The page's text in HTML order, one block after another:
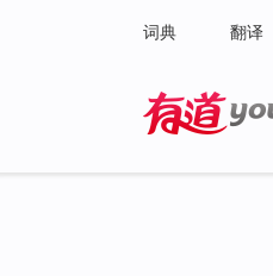
词典 翻译